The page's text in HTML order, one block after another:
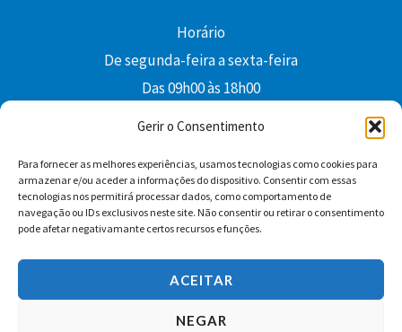
Gerir o Consentimento
Para fornecer as melhores experiências, usamos tecnologias como cookies para
armazenar e/ou aceder a informações do dispositivo. Consentir com essas
tecnologias nos permitirá processar dados, como comportamento de
navegação ou IDs exclusivos neste site. Não consentir ou retirar o consentimento
pode afetar negativamante certos recursos e funções.
ACEITAR
NEGAR
Horário
De segunda-feira a sexta-feira
Das 09h00 às 18h00
Facebook YouTube Instagram
Whatsapp
Condições Gerais de Venda